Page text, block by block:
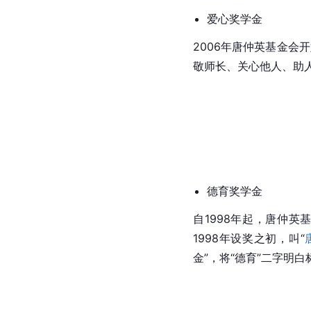
爱心奖学金
2006年唐仲英基金会
敬师长、关心他人、助
德育奖学金
自1998年起，唐仲英
1998年设奖之初，叫“
金”，将“德育”二字明